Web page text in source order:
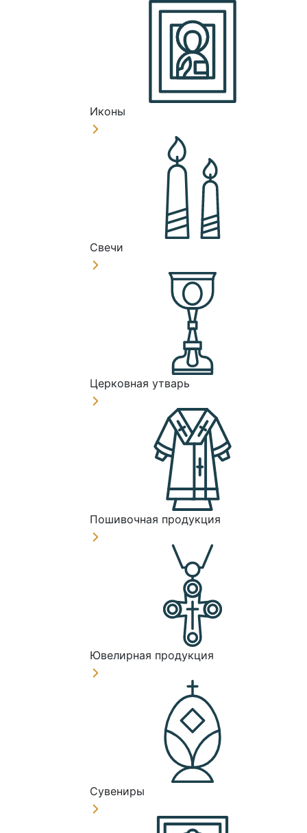
Иконы
Свечи
Церковная утварь
Пошивочная продукция
Ювелирная продукция
Сувениры